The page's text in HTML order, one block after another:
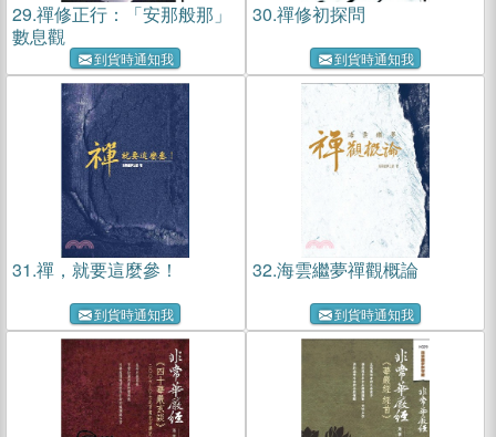
29.禪修正行：「安那般那」
數息觀
到貨時通知我
30.禪修初探問
到貨時通知我
31.禪，就要這麼參！
到貨時通知我
32.海雲繼夢禪觀概論
到貨時通知我